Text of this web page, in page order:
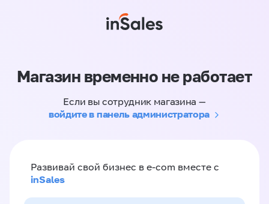
Магазин временно не работает
Если вы сотрудник магазина —
войдите в панель администратора
Развивай свой бизнес в e-com вместе с
inSales